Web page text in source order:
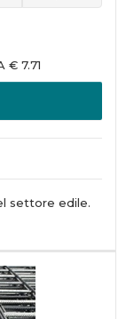
€ 7.71
settore edile.